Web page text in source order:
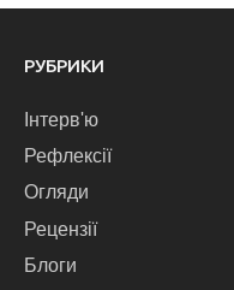
РУБРИКИ
Інтерв'ю
Рефлексії
Огляди
Рецензії
Блоги